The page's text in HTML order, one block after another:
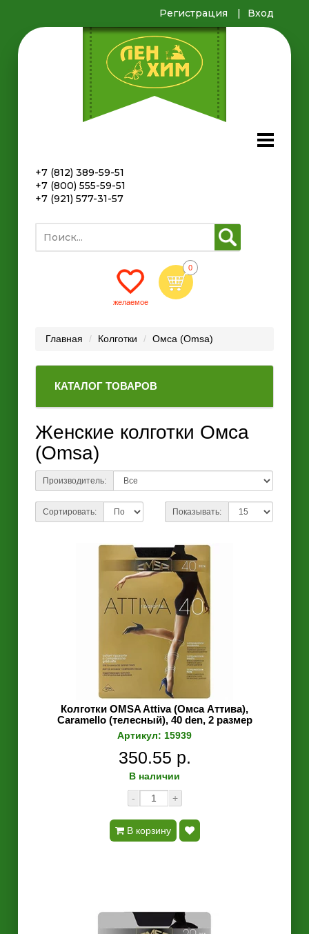
Регистрация Вход
+7 (812) 389-59-51
+7 (800) 555-59-51
+7 (921) 577-31-57
Главная Колготки Омса (Omsa)
КАТАЛОГ ТОВАРОВ
Женские колготки Омса
(Omsa)
Производитель:
Сортировать: Показывать:
Колготки OMSA Attiva (Омса Аттива),
Caramello (телесный), 40 den, 2 размер
Артикул: 15939
350.55 р.
В наличии
-
+
В корзину